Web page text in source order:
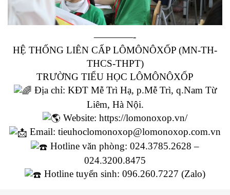
————-
HỆ THỐNG LIÊN CẤP LÔMÔNÔXỐP (MN-TH-
THCS-THPT)
TRƯỜNG TIỂU HỌC LÔMÔNÔXỐP
Địa chỉ: KĐT Mễ Trì Hạ, p.Mễ Trì, q.Nam Từ
Liêm, Hà Nội.
Website: https://lomonoxop.vn/
Email: tieuhoclomonoxop@lomonoxop.com.vn
Hotline văn phòng: 024.3785.2628 –
024.3200.8475
Hotline tuyển sinh: 096.260.7227 (Zalo)